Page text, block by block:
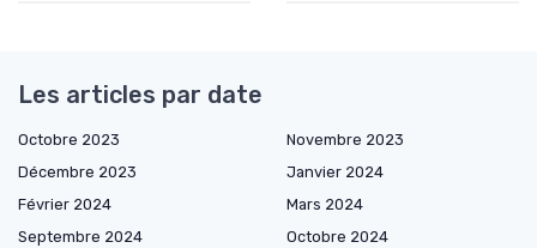
Les articles par date
Octobre 2023
Novembre 2023
Décembre 2023
Janvier 2024
Février 2024
Mars 2024
Septembre 2024
Octobre 2024